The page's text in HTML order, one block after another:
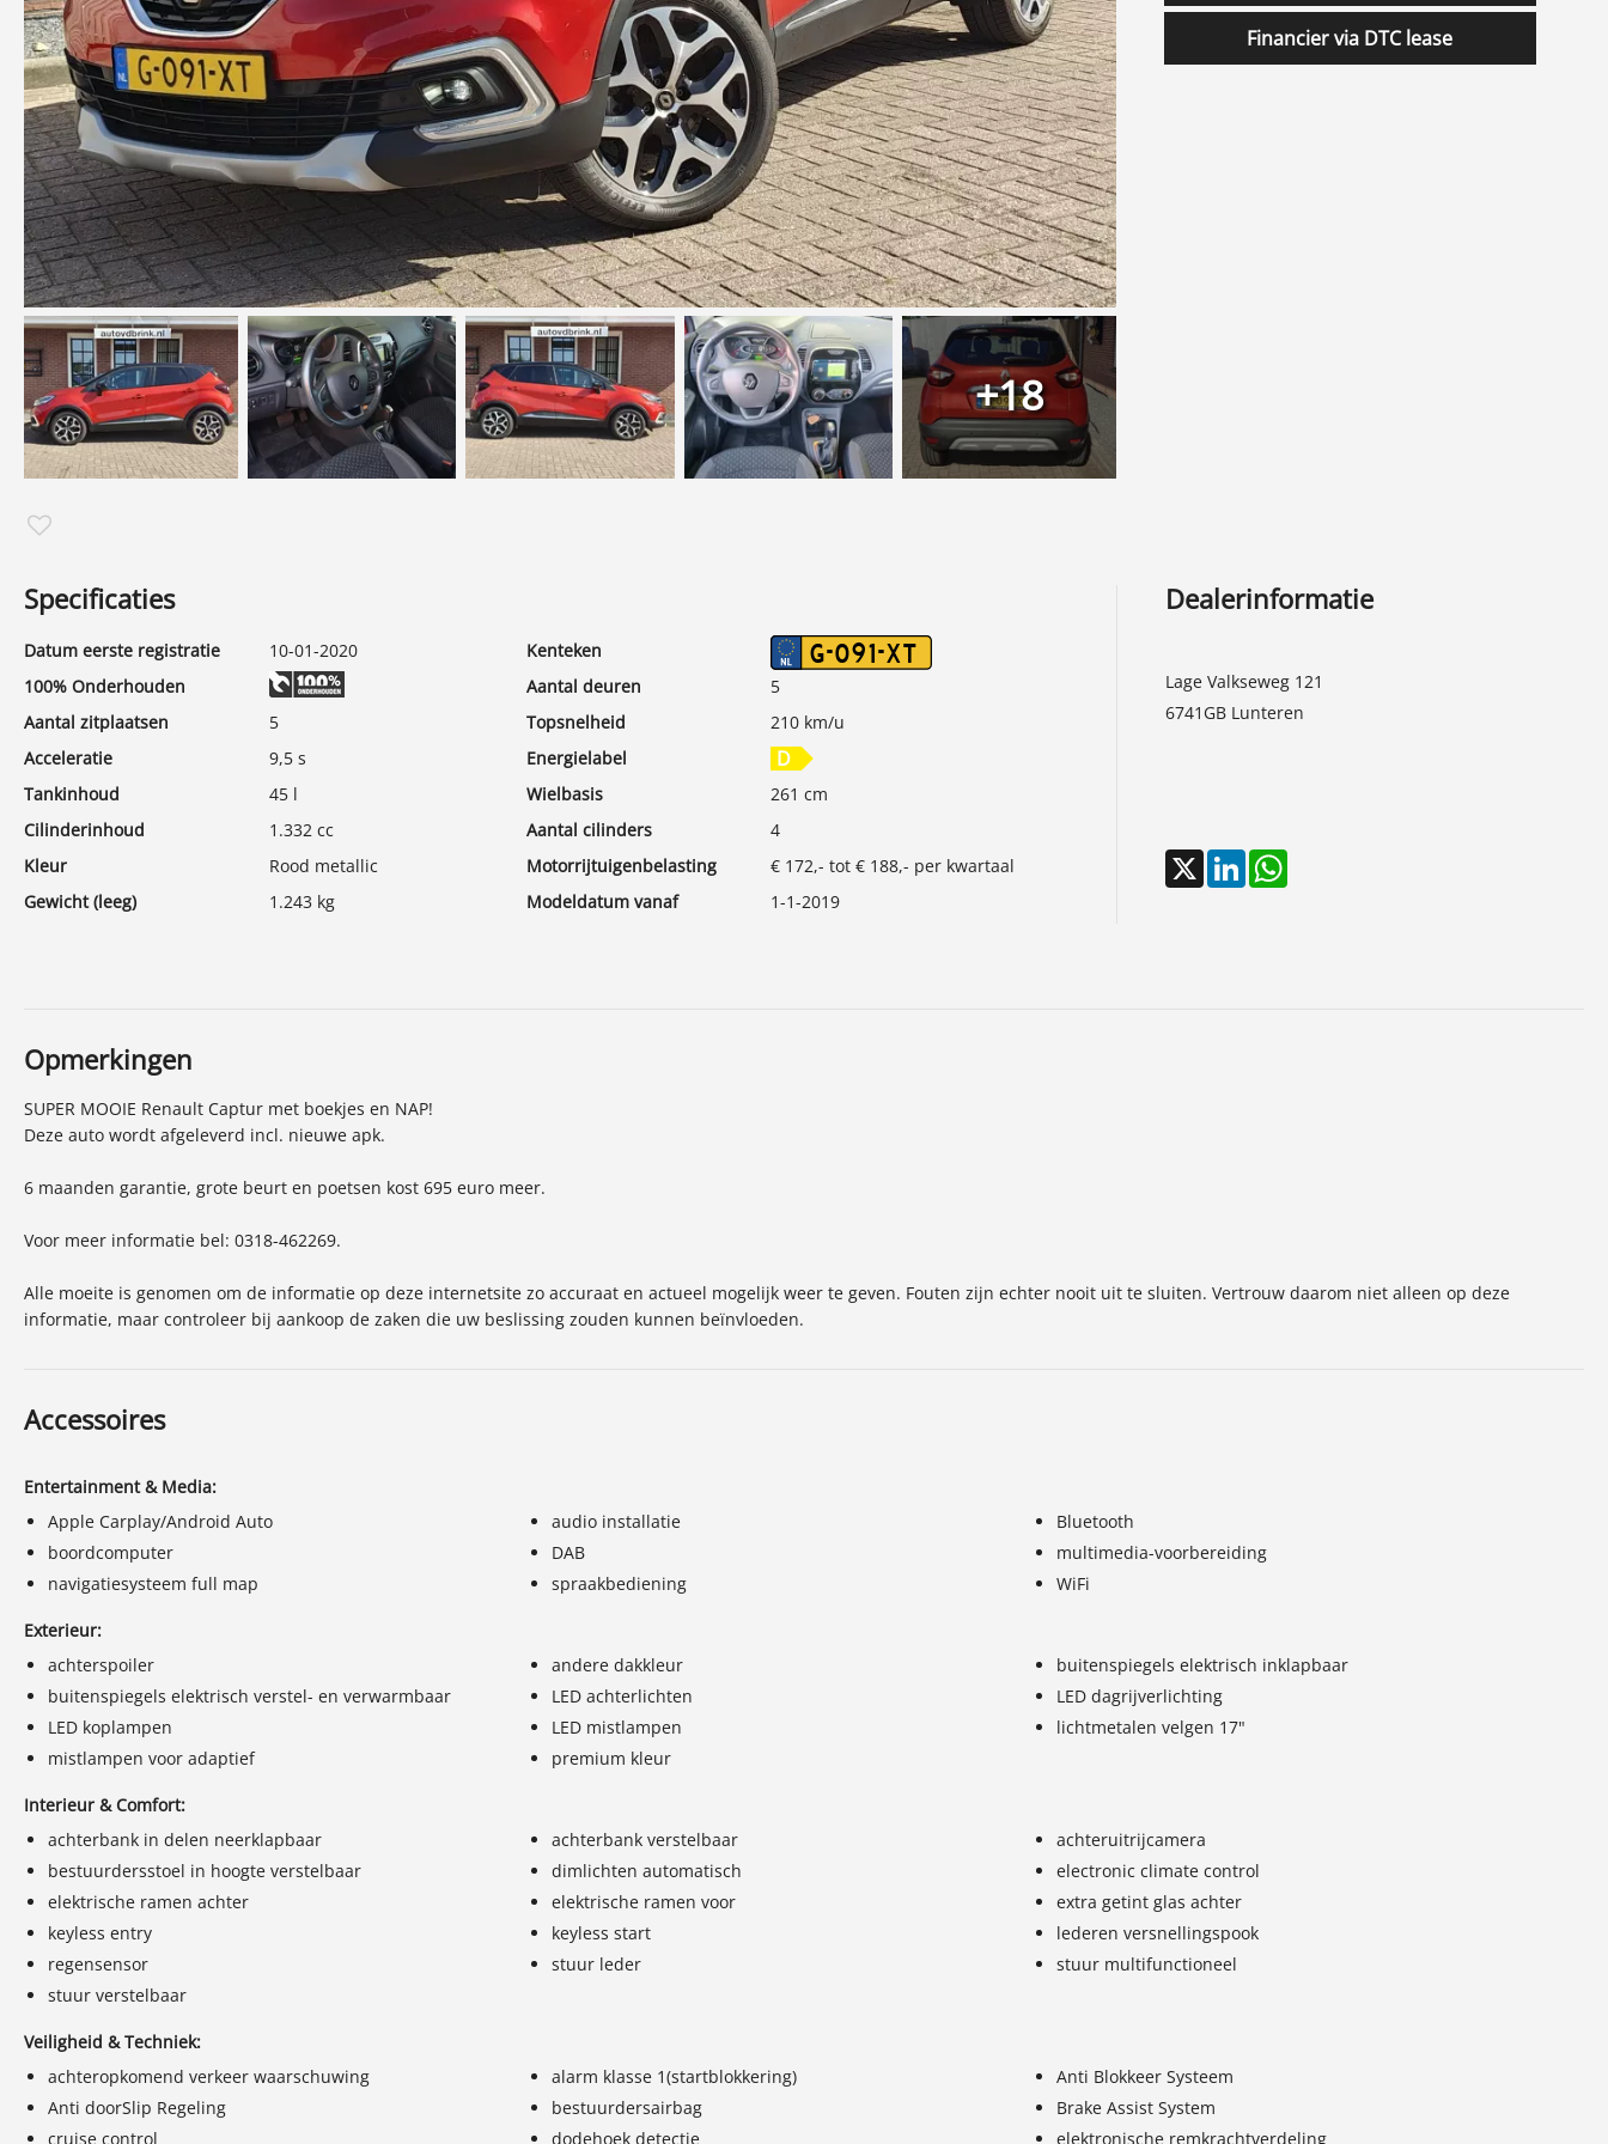
+18
Financier via DTC lease
Specificaties
Datum eerste registratie 10-01-2020 Kenteken G-091-XT
100% Onderhouden Aantal deuren
5
Aantal zitplaatsen
5 Topsnelheid
210 km/u
Acceleratie
9,5 s
Energielabel
Tankinhoud
45 l Wielbasis
261 cm
Cilinderinhoud
1.332 cc Aantal cilinders
4
Kleur
Rood metallic Motorrijtuigenbelasting
€ 172,- tot € 188,- per kwartaal
Gewicht (leeg)
1.243 kg Modeldatum vanaf
1-1-2019
Verbruik snelweg
Laksoort
Bijtellingspercentage
22%
Dealerinformatie
Lage Valkseweg 121
6741GB Lunteren
LinkedIn
Opmerkingen
SUPER MOOIE Renault Captur met boekjes en NAP!
Deze auto wordt afgeleverd incl. nieuwe apk.
6 maanden garantie, grote beurt en poetsen kost 695 euro meer.
Voor meer informatie bel: 0318-462269.
Alle moeite is genomen om de informatie op deze internetsite zo accuraat en actueel mogelijk weer te geven. Fouten zijn echter nooit uit te sluiten. Vertrouw daarom niet alleen op deze
informatie, maar controleer bij aankoop de zaken die uw beslissing zouden kunnen beïnvloeden.
Accessoires
Entertainment & Media:
Apple Carplay/Android Auto
audio installatie
Bluetooth
boordcomputer
DAB
multimedia-voorbereiding
navigatiesysteem full map
spraakbediening WiFi
Exterieur:
achterspoiler
andere dakkleur
buitenspiegels elektrisch inklapbaar
buitenspiegels elektrisch verstel- en verwarmbaar
LED achterlichten
LED dagrijverlichting
LED koplampen
LED mistlampen
lichtmetalen velgen 17"
mistlampen voor adaptief
premium kleur
Interieur & Comfort:
achterbank in delen neerklapbaar
achterbank verstelbaar
achteruitrijcamera
bestuurdersstoel in hoogte verstelbaar
dimlichten automatisch
electronic climate control
elektrische ramen achter
elektrische ramen voor
extra getint glas achter
keyless entry
keyless start
lederen versnellingspook
regensensor
stuur leder
stuur multifunctioneel
stuur verstelbaar
Veiligheid & Techniek:
achteropkomend verkeer waarschuwing
alarm klasse 1(startblokkering)
Anti Blokkeer Systeem
Anti doorSlip Regeling
bestuurdersairbag
Brake Assist System
cruise control
dodehoek detectie elektronische remkrachtverdeling